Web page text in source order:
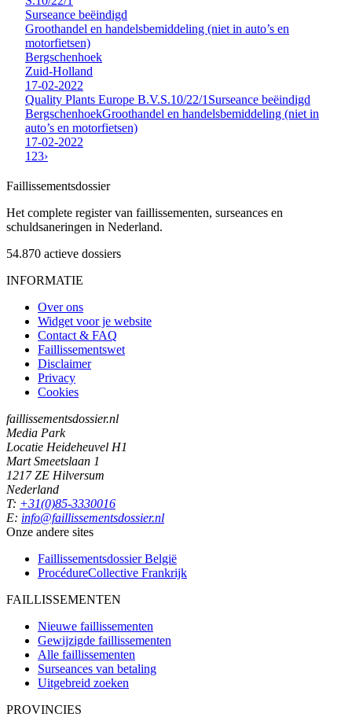
Surseance beëindigd
Groothandel en handelsbemiddeling (niet in auto’s en
motorfietsen)
Bergschenhoek
Zuid-Holland
17-02-2022
Quality Plants Europe B.V.S.10/22/1 Surseance beëindigd
BergschenhoekGroothandel en handelsbemiddeling (niet in
auto’s en motorfietsen)
17-02-2022
1 23›
Faillissementsdossier
Het complete register van faillissementen, surseances en
schuldsaneringen in Nederland.
54.870 actieve dossiers
INFORMATIE
Over ons
Widget voor je website
Contact & FAQ
Faillissementswet
Disclaimer
Privacy
Cookies
faillissementsdossier.nl
Media Park
Locatie Heideheuvel H1
Mart Smeetslaan 1
1217 ZE Hilversum
Nederland
T: +31(0)85-3330016
E: info@faillissementsdossier.nl
Onze andere sites
Faillissementsdossier België
ProcédureCollective Frankrijk
FAILLISSEMENTEN
Nieuwe faillissementen
Gewijzigde faillissementen
Alle faillissementen
Surseances van betaling
Uitgebreid zoeken
PROVINCIES